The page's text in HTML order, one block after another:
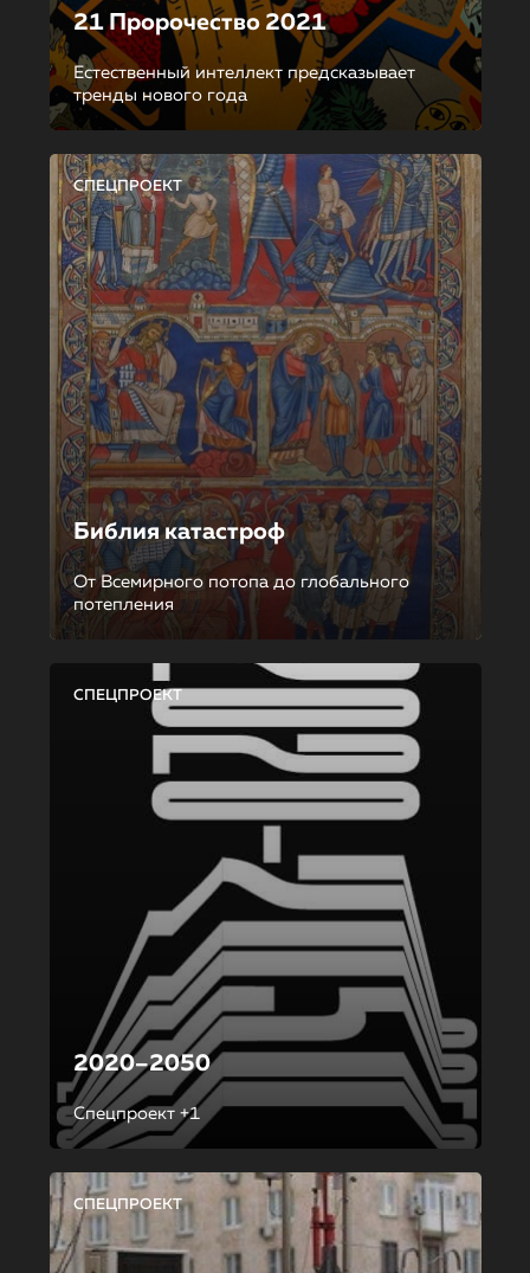
21 Пророчество 2021
Естественный интеллект предсказывает
тренды нового года
СПЕЦПРОЕКТ
Библия катастроф
От Всемирного потопа до глобального
потепления
СПЕЦПРОЕКТ
2020–2050
Спецпроект +1
СПЕЦПРОЕКТ